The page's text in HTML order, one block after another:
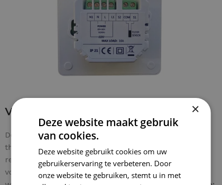
Verbinding maken met thermostaat
De bedrading is makkelijk te verbinden met de
thermostaat. De aardingsdraad van de mat
rechtstreeks verbonden met de
aarde van de woning
voor een veilige installatie. Eenstap-voor-stap gids
×
Deze website maakt gebruik
van cookies.
Deze website gebruikt cookies om uw
gebruikerservaring te verbeteren. Door
onze website te gebruiken, stemt u in met